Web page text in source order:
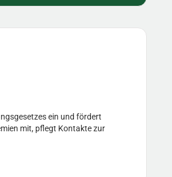
ein und fördert
mit, pflegt Kontakte zur